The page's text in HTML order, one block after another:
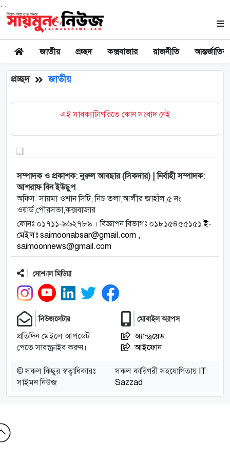
. .
জাতীয় প্রচ্ছদ কক্সবাজার রাজনীতি আন্তর্জাতিক
প্রচ্ছদ জাতীয়
এই সাবক্যাটাগরিতে কোন সংবাদ নেই
সম্পাদক ও প্রকাশক: নুরুল আবছার (সিকদার) | নির্বাহী সম্পাদক:
আশরাফ বিন ইউছুপ
অফিস: সায়মা ওশান সিটি, নিচ তলা,আলীর জাহাঁল,৫ নং
ওয়ার্ড,পৌরসভা,কক্সবাজার
ফোনঃ ০১৭১১-৯৬২৭৮৯ । বিজ্ঞাপন বিভাগঃ ০১৮১৫৪৫৫১৫১ই-
মেইলঃ saimoonabsar@gmail.com ,
saimoonnews@gmail.com
সোশ্যাল মিডিয়া
নিউজলেটার
প্রতিদিন মেইলে আপডেট
পেতে সাবস্ক্রাইব করুন।
মোবাইল অ্যাপস
অ্যান্ড্রয়েড
আইফোন
© সকল কিছুর স্বত্বাধিকারঃ
সাইমন নিউজ
সকল কারিগরী সহযোগিতায় IT
Sazzad